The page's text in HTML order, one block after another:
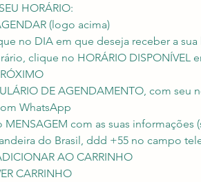
HORÁRIO:
(logo acima)
no DIA em que deseja receber a sua
clique no HORÁRIO DISPONÍVEL
DE AGENDAMENTO, com
WhatsApp
MENSAGEM com as suas informações
do Brasil, ddd +55 no campo
AO CARRINHO
CARRINHO